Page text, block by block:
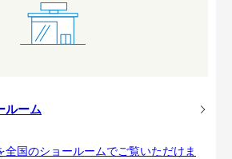
ルーム
全国のショールームでご覧いただけま